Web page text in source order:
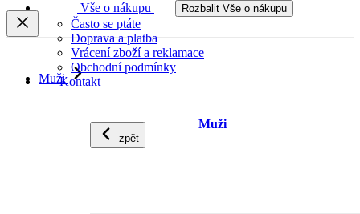
Vše o nákupu
Rozbalit Vše o nákupu
Často se ptáte
Doprava a platba
Vrácení zboží a reklamace
Obchodní podmínky
Kontakt
Muži
zpět
Muži